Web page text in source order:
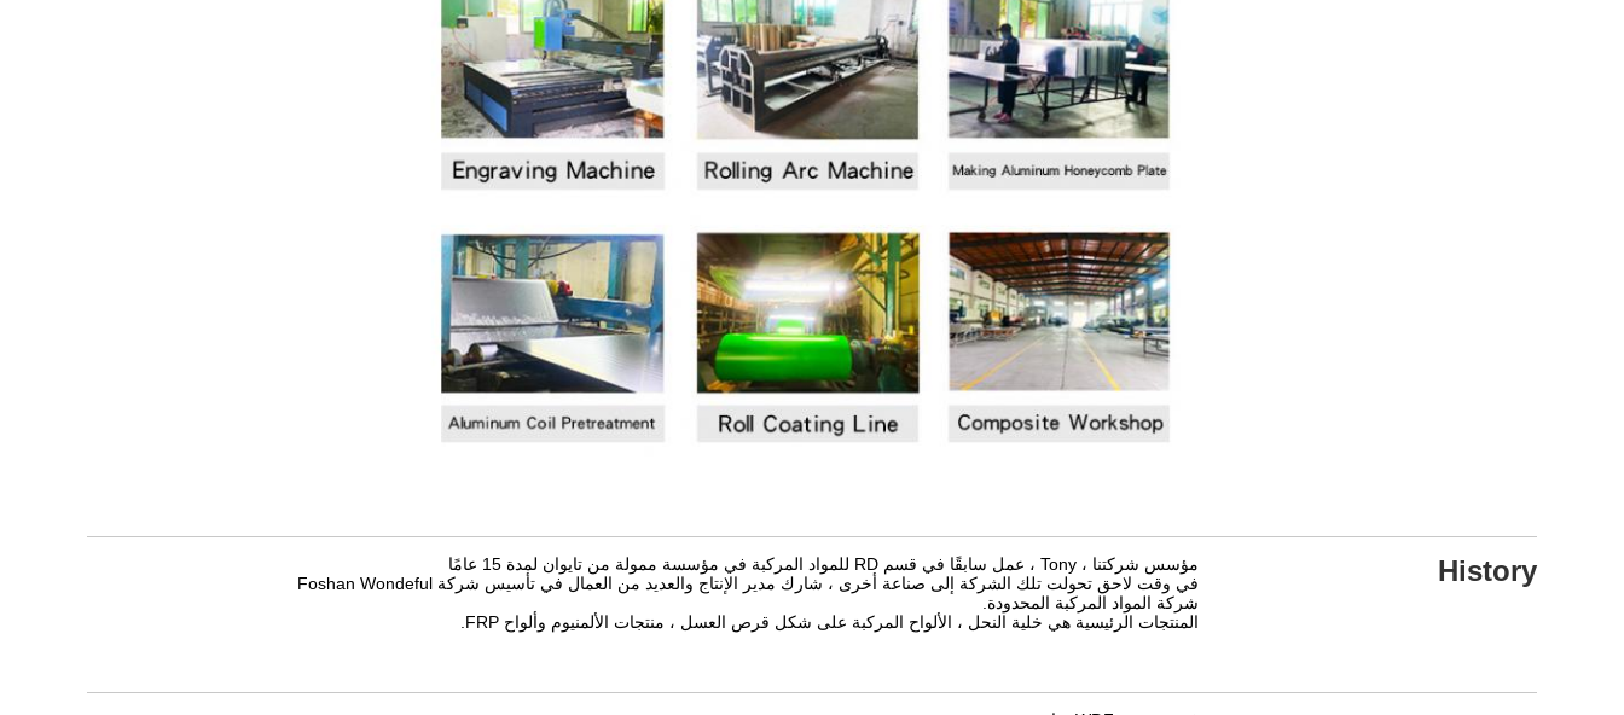
History
مؤسس شركتنا ، Tony ، عمل سابقًا في قسم RD للمواد المركبة في مؤسسة ممولة من تايوان لمدة 15 عامًا
في وقت لاحق تحولت تلك الشركة إلى صناعة أخرى ، شارك مدير الإنتاج والعديد من العمال في تأسيس شركة Foshan Wondeful
شركة المواد المركبة المحدودة.
المنتجات الرئيسية هي خلية النحل ، الألواح المركبة على شكل قرص العسل ، منتجات الألمنيوم وألواح FRP.